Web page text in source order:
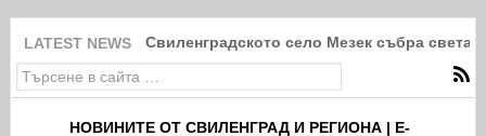
LATEST NEWS Свиленградското село Мезек събра света
НОВИНИТЕ ОТ СВИЛЕНГРАД И РЕГИОНА | E-